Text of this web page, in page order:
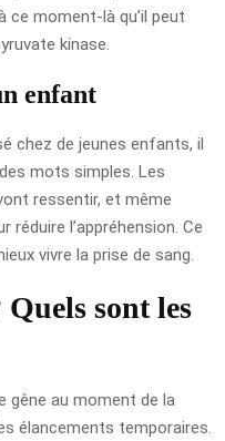
ce moment-là qu’il peut
kinase.
enfant
chez de jeunes enfants, il
mots simples. Les
ressentir, et même
réduire l’appréhension. Ce
vivre la prise de sang.
sont les
gêne au moment de la
élancements temporaires.